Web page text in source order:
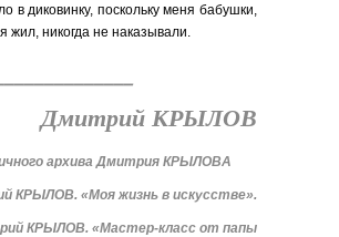
в диковинку, поскольку меня бабушки,
жил, никогда не наказывали.
Дмитрий КРЫЛОВ
архива Дмитрия КРЫЛОВА
КРЫЛОВ. «Моя жизнь в искусстве».
КРЫЛОВ. «Мастер-класс от папы